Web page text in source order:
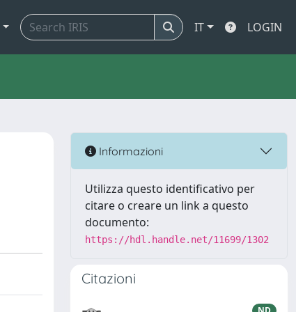
IT LOGIN
Informazioni
Utilizza questo identificativo per
citare o creare un link a questo
documento:
https://hdl.handle.net/11699/1302
Citazioni